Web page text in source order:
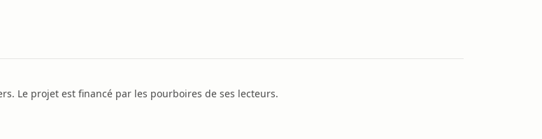
Le projet est financé par les pourboires de ses lecteurs.